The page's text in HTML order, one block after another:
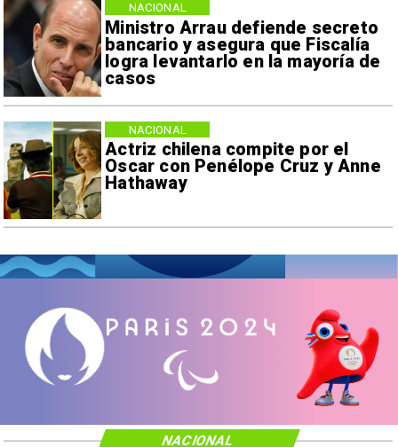
Ministro Arrau defiende secreto
bancario y asegura que Fiscalía
logra levantarlo en la mayoría de
casos
NACIONAL
Actriz chilena compite por el
Oscar con Penélope Cruz y Anne
Hathaway
NACIONAL
NACIONAL